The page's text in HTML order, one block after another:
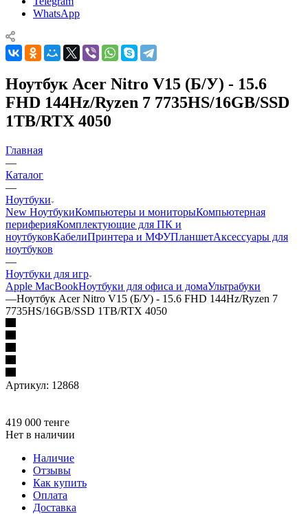
WhatsApp
Ноутбук Acer Nitro V15 (Б/У) - 15.6
FHD 144Hz/Ryzen 7 7735HS/16GB/SSD
1TB/RTX 4050
Главная
—
Каталог
—
Ноутбуки
New НоутбукиКомпьютеры и мониторыКомпьютерная
периферияКомплектующие для ПК и
ноутбуковКабелиПринтера и МФУПланшетАксессуары для
ноутбуков
—
Ноутбуки для игр
Apple MacBookНоутбуки для офиса и домаУльтрабуки
—Ноутбук Acer Nitro V15 (Б/У) - 15.6 FHD 144Hz/Ryzen 7
7735HS/16GB/SSD 1TB/RTX 4050
Артикул: 12868
419 000 тенге
Нет в наличии
Наличие
Отзывы
Как купить
Оплата
Доставка